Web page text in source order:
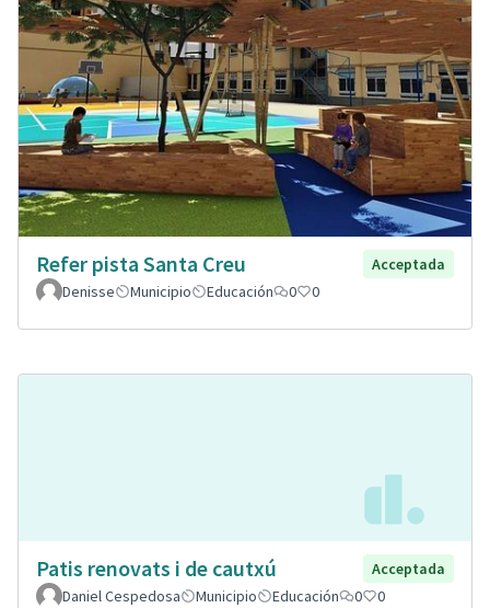
Refer pista Santa Creu
Acceptada
Denisse
Municipio Educación 0 0
Patis renovats i de cautxú
Acceptada
Daniel Cespedosa
Municipio Educación 0 0